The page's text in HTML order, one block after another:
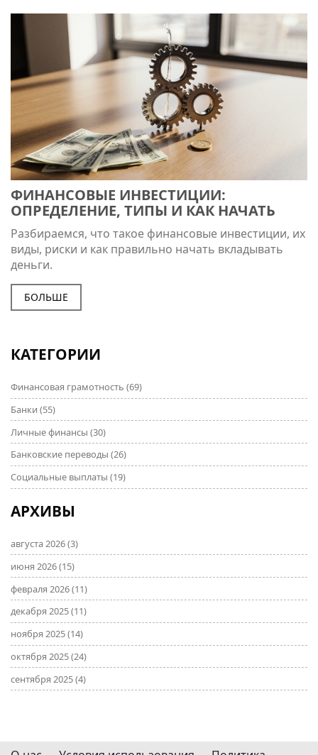
ФИНАНСОВЫЕ ИНВЕСТИЦИИ:
ОПРЕДЕЛЕНИЕ, ТИПЫ И КАК НАЧАТЬ
Разбираемся, что такое финансовые инвестиции, их
виды, риски и как правильно начать вкладывать
деньги.
БОЛЬШЕ
КАТЕГОРИИ
Финансовая грамотность (69)
Банки (55)
Личные финансы (30)
Банковские переводы (26)
Социальные выплаты (19)
АРХИВЫ
августа 2026(3)
июня 2026(15)
февраля 2026(11)
декабря 2025(11)
ноября 2025(14)
октября 2025(24)
сентября 2025(4)